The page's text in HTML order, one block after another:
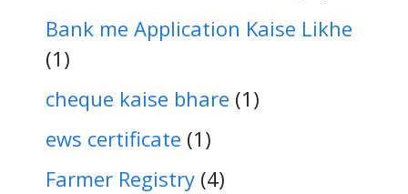
Bank me Application Kaise Likhe
(1)
cheque kaise bhare (1)
ews certificate (1)
Farmer Registry (4)